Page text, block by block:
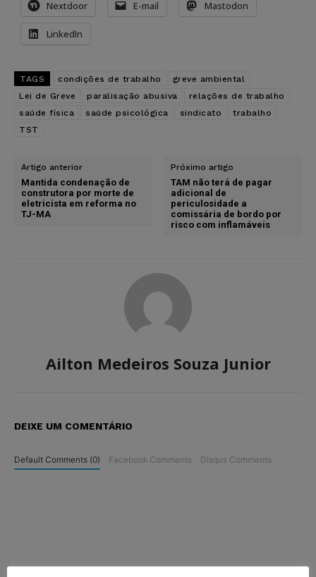
Nextdoor E-mail Mastodon
LinkedIn
TAGS condições de trabalho
greve ambiental
Lei de Greve
paralisação abusiva
relações de trabalho
saúde física
saúde psicológica sindicato
trabalho
TST
Artigo anterior
Mantida condenação de
construtora por morte de
eletricista em reforma no
TJ-MA
Próximo artigo
TAM não terá de pagar
adicional de
periculosidade a
comissária de bordo por
risco com inflamáveis
Ailton Medeiros Souza Junior
DEIXE UM COMENTÁRIO
Default Comments (0) Facebook Comments Disqus Comments